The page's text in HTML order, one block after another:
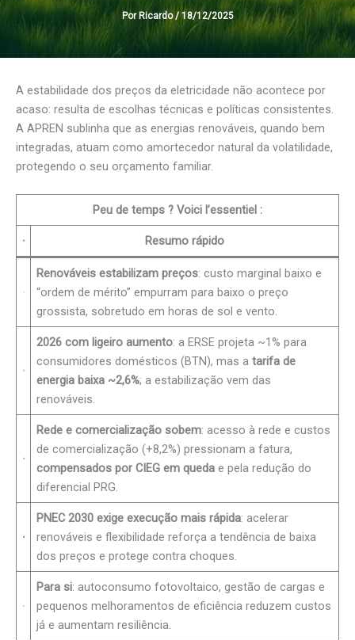
Por Ricardo/ 18/12/2025
A estabilidade dos preços da eletricidade não acontece por
acaso: resulta de escolhas técnicas e políticas consistentes.
A APREN sublinha que as energias renováveis, quando bem
integradas, atuam como amortecedor natural da volatilidade,
protegendo o seu orçamento familiar.
Peu de temps ? Voici l’essentiel :
Resumo rápido
Renováveis estabilizam preços: custo marginal baixo e
“ordem de mérito” empurram para baixo o preço
grossista, sobretudo em horas de sol e vento.
2026 com ligeiro aumento: a ERSE projeta ~1% para
consumidores domésticos (BTN), mas atarifa de
energia baixa ~2,6%; a estabilização vem das
renováveis.
Rede e comercialização sobem: acesso à rede e custos
de comercialização (+8,2%) pressionam a fatura,
compensados por CIEG em queda e pela redução do
diferencial PRG.
PNEC 2030 exige execução mais rápida: acelerar
renováveis e flexibilidade reforça a tendência de baixa
dos preços e protege contra choques.
Para si: autoconsumo fotovoltaico, gestão de cargas e
pequenos melhoramentos de eficiência reduzem custos
já e aumentam resiliência.